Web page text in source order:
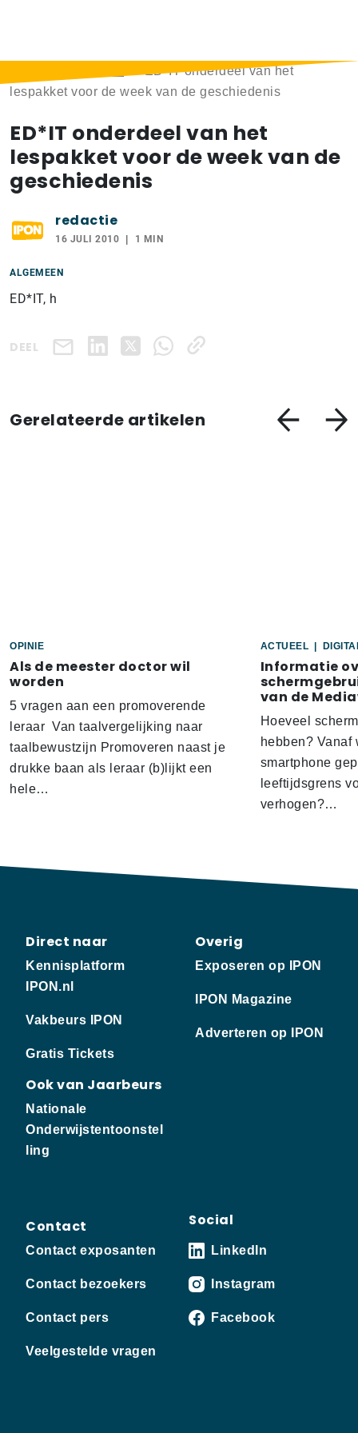
ED*IT onderdeel van het
lespakket voor de week van de geschiedenis
ED*IT onderdeel van het
lespakket voor de week van de
geschiedenis
redactie
16 JULI 2010 1 MIN
ALGEMEEN
ED*IT, h
DEEL
Gerelateerde artikelen
OPINIE
Als de meester doctor wil
worden
5 vragen aan een promoverende
leraar Van taalvergelijking naar
taalbewustzijn Promoveren naast je
drukke baan als leraar (b)lijkt een
hele…
ACTUEEL
Informatie
van de
Hoeveel
hebben?
smartphone
leeftijdsgrens
verhogen?…
Direct naar
Kennisplatform
IPON.nl
Vakbeurs IPON
Gratis Tickets
Ook van Jaarbeurs
Nationale
Onderwijstentoonstel
ling
Overig
Exposeren op IPON
IPON Magazine
Adverteren op IPON
Contact
Contact exposanten
Contact bezoekers
Contact pers
Veelgestelde vragen
Social
LinkedIn
Instagram
Facebook